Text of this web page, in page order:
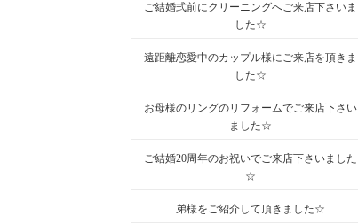
ご結婚式前にクリーニングへご来店下さいま
した☆
遠距離恋愛中のカップル様にご来店を頂きま
した☆
お母様のリングのリフォームでご来店下さい
ました☆
ご結婚20周年のお祝いでご来店下さいました
☆
弟様をご紹介して頂きました☆